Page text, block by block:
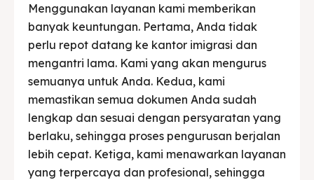
Menggunakan layanan kami memberikan
banyak keuntungan. Pertama, Anda tidak
perlu repot datang ke kantor imigrasi dan
mengantri lama. Kami yang akan mengurus
semuanya untuk Anda. Kedua, kami
memastikan semua dokumen Anda sudah
lengkap dan sesuai dengan persyaratan yang
berlaku, sehingga proses pengurusan berjalan
lebih cepat. Ketiga, kami menawarkan layanan
yang terpercaya dan profesional, sehingga